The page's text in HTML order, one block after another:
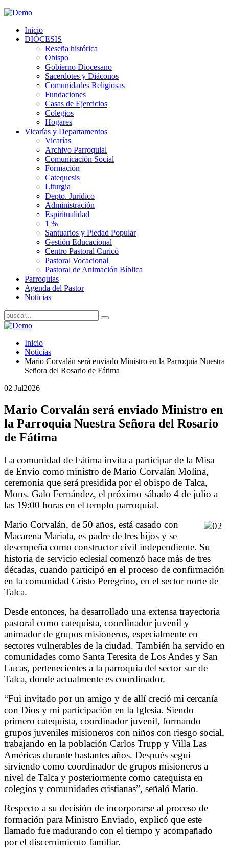
Inicio
DIÓCESIS
Reseña histórica
Obispo
Gobierno Diocesano
Sacerdotes y Diáconos
Comunidades Religiosas
Fundaciones
Casas de Ejercicios
Colegios
Hogares
Vicarías y Departamentos
Vicarías
Archivo Parroquial
Comunicación Social
Formación
Catequesis
Liturgia
Depto. Jurídico
Administración
Espiritualidad
1 %
Santuarios y Piedad Popular
Gestión Educacional
Centro Pastoral Curicó
Pastoral Vocacional
Pastoral de Animación Bíblica
Parroquias
Agenda del Pastor
Noticias
Inicio
Noticias
Mario Corvalán será enviado Ministro en la Parroquia Nuestra
Señora del Rosario de Fátima
02 Jul2026
Mario Corvalán será enviado Ministro en
la Parroquia Nuestra Señora del Rosario
de Fátima
La comunidad de Fátima invita a participar de la Misa
de Envío como ministro de Mario Corvalán Molina,
ceremonia que será presidida por el obispo de Talca,
Mons. Galo Fernández, el próximo sábado 4 de julio a
las 19:00 horas en el templo parroquial.
Mario Corvalán, de 50 años, está casado con
Macarena Mariata, es padre de tres hijos y se
desempeña como constructor civil independiente. Su
historia de servicio eclesial comenzó hace más de tres
décadas, cuando participó en el proceso de confirmación
en la comunidad Cristo Peregrino, en el sector norte de
Talca.
Desde entonces, ha desarrollado una extensa trayectoria
pastoral como catequista, coordinador juvenil y
animador de grupos misioneros, especialmente en
sectores vulnerables de la ciudad. También ha servido en
comunidades como Santa Teresita de Los Andes y San
Lucas, pertenecientes a la parroquia del sector sur de
Talca, donde actualmente es coordinador.
“Fui invitado por un amigo y de allí creció mi cercanía
con Dios y mi participación en la Iglesia. Siendo
primero catequista, coordinador juvenil, formando
grupos juveniles misioneros con niños con riesgo social,
trabajando en la población Carlos Trupp y Villa Las
Américas durante bastantes años. Después seguí
sirviendo como coordinador de grupos misioneros a
nivel de Talca y posteriormente como catequista en
colegios y comunidades cristianas”, señaló Mario.
Respecto a su decisión de incorporarse al proceso de
formación para Ministro Enviado, explicó que este
llamado fue madurando con el tiempo y acompañado
por el discernimiento familiar.